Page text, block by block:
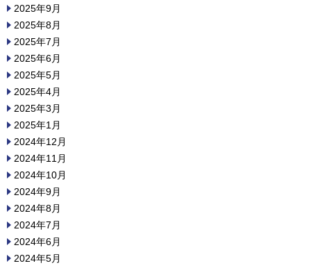
2025年9月
2025年8月
2025年7月
2025年6月
2025年5月
2025年4月
2025年3月
2025年1月
2024年12月
2024年11月
2024年10月
2024年9月
2024年8月
2024年7月
2024年6月
2024年5月